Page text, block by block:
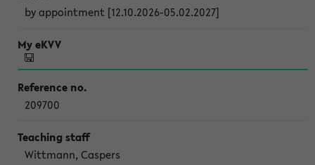
by appointment [12.10.2026-05.02.2027]
209700
Wittmann, Caspers